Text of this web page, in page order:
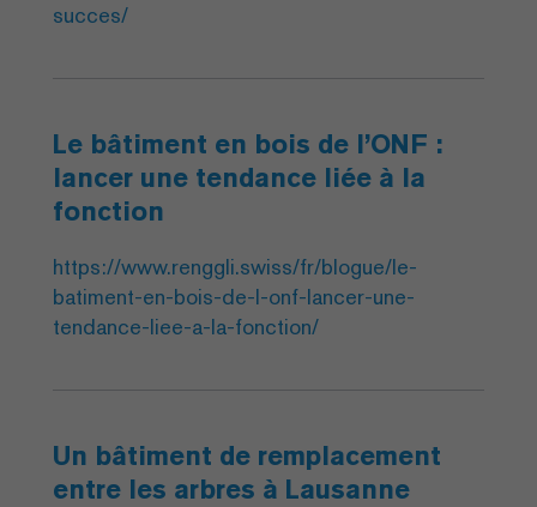
succes/
Le bâtiment en bois de l’ONF :
lancer une tendance liée à la
fonction
https://www.renggli.swiss/fr/blogue/le-
batiment-en-bois-de-l-onf-lancer-une-
tendance-liee-a-la-fonction/
Un bâtiment de remplacement
entre les arbres à Lausanne